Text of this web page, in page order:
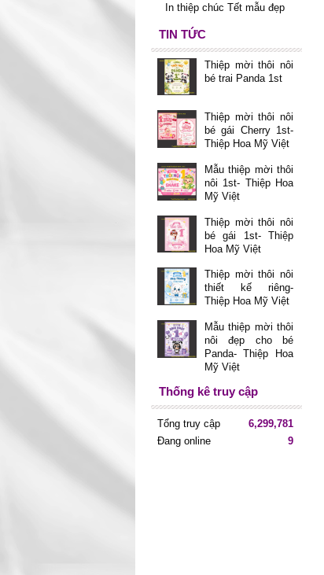
In thiệp chúc Tết mẫu đẹp
TIN TỨC
Thiệp mời thôi nôi
bé trai Panda 1st
Thiệp mời thôi nôi
bé gái Cherry 1st-
Thiệp Hoa Mỹ Việt
Mẫu thiệp mời thôi
nôi 1st- Thiệp Hoa
Mỹ Việt
Thiệp mời thôi nôi
bé gái 1st- Thiệp
Hoa Mỹ Việt
Thiệp mời thôi nôi
thiết kế riêng-
Thiệp Hoa Mỹ Việt
Mẫu thiệp mời thôi
nôi đẹp cho bé
Panda- Thiệp Hoa
Mỹ Việt
Thống kê truy cập
Tổng truy cập
6,299,781
Đang online
9